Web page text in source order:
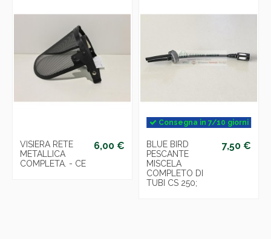
VISIERA RETE
METALLICA
COMPLETA. - CE
6,00 €
Consegna in 7/10 giorni
BLUE BIRD
PESCANTE
MISCELA
COMPLETO DI
TUBI CS 250;
7,50 €